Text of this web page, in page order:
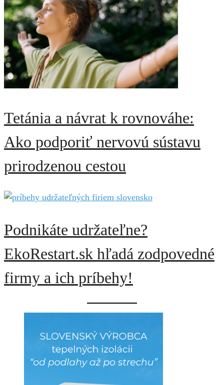
Tetánia a návrat k rovnováhe:
Ako podporiť nervovú sústavu
prirodzenou cestou
Podnikáte udržateľne?
EkoRestart.sk hľadá zodpovedné
firmy a ich príbehy!